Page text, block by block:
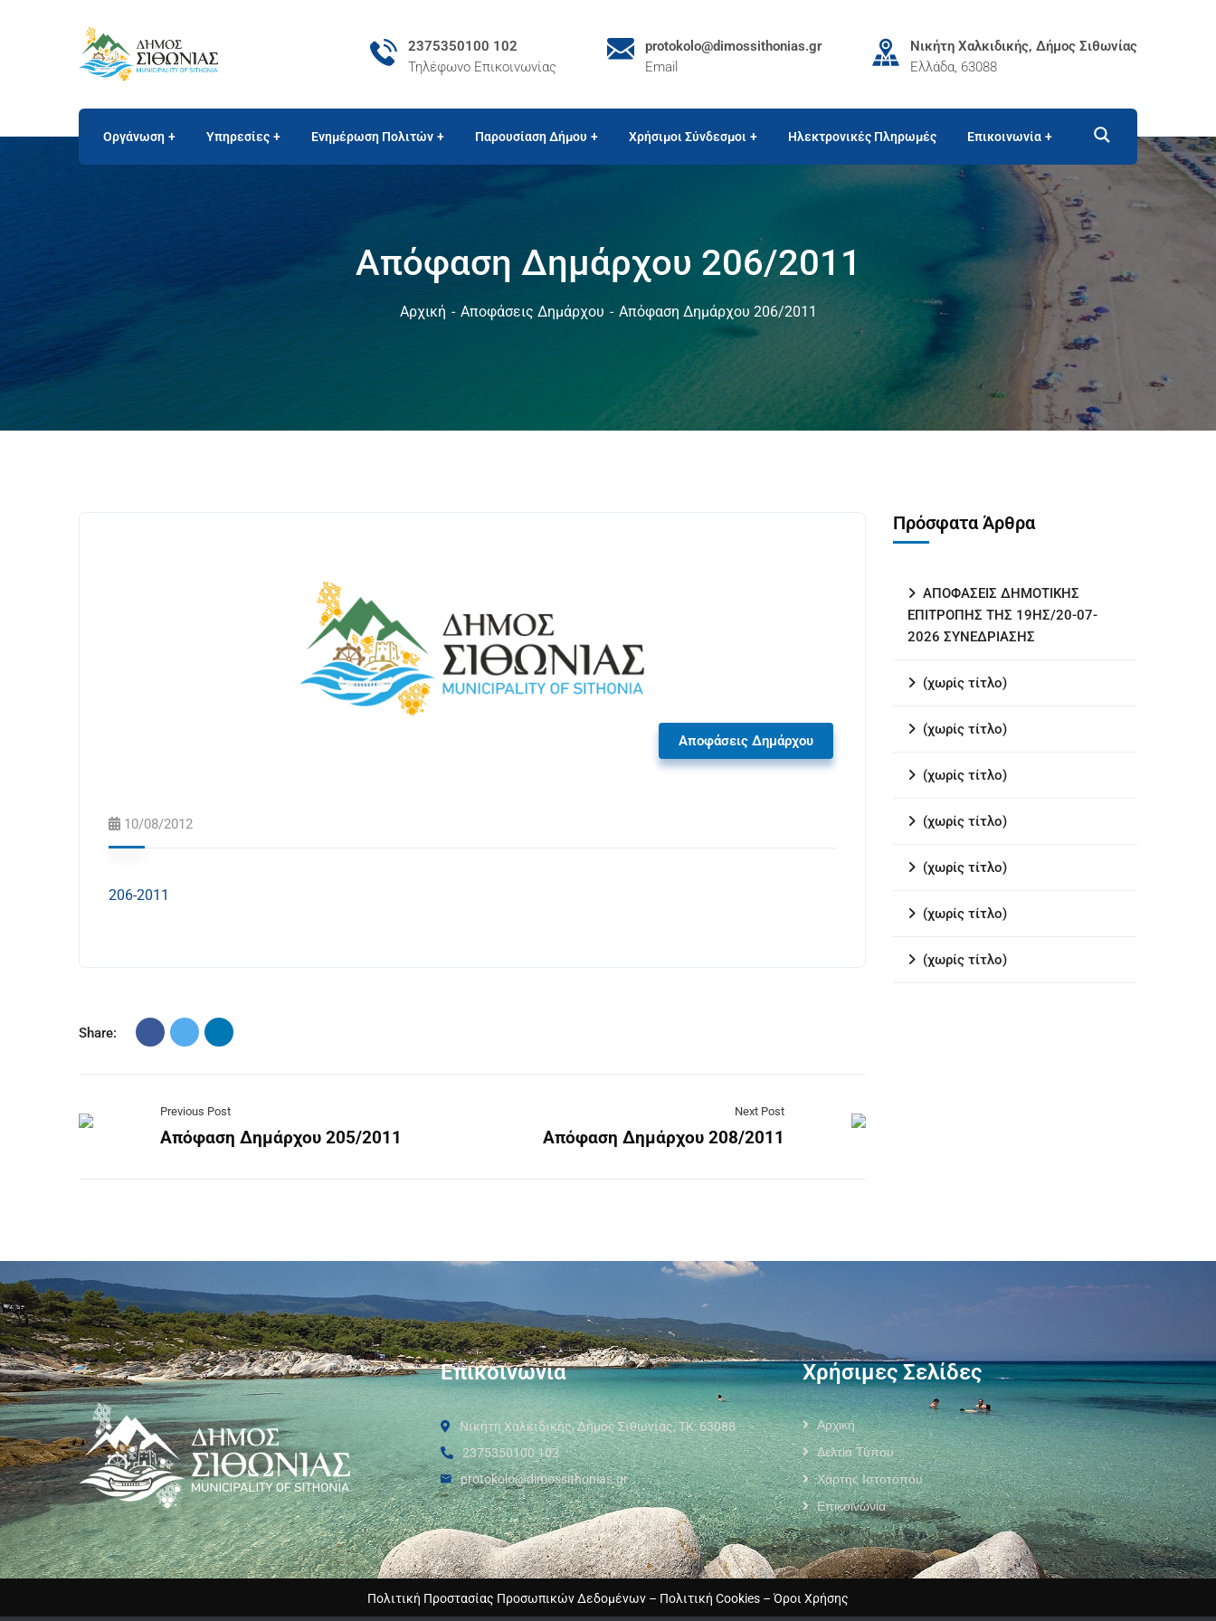
2375350100 102
Τηλέφωνο Επικοινωνίας
protokolo@dimossithonias.gr
Email
Νικήτη Χαλκιδικής, Δήμος Σιθωνίας
Ελλάδα, 63088
Οργάνωση Υπηρεσίες Ενημέρωση Πολιτών Παρουσίαση Δήμου Χρήσιμοι Σύνδεσμοι Ηλεκτρονικές Πληρωμές Επικοινωνία
Απόφαση Δημάρχου 206/2011
Αρχική Αποφάσεις Δημάρχου Απόφαση Δημάρχου 206/2011
Αποφάσεις Δημάρχου
10/08/2012
206-2011
Share:
Previous Post
Απόφαση Δημάρχου 205/2011
Next Post
Απόφαση Δημάρχου 208/2011
Πρόσφατα Άρθρα
ΑΠΟΦΑΣΕΙΣ ΔΗΜΟΤΙΚΗΣ
ΕΠΙΤΡΟΠΗΣ ΤΗΣ 19ΗΣ/20-07-
2026 ΣΥΝΕΔΡΙΑΣΗΣ
(χωρίς τίτλο)
(χωρίς τίτλο)
(χωρίς τίτλο)
(χωρίς τίτλο)
(χωρίς τίτλο)
(χωρίς τίτλο)
(χωρίς τίτλο)
Επικοινωνία
Νικήτη Χαλκιδικής, Δήμος Σιθωνίας, ΤΚ: 63088
2375350100 102
protokolo@dimossithonias.gr
Χρήσιμες Σελίδες
Αρχική
Δελτία Τύπου
Χάρτης Ιστοτόπου
Επικοινωνία
Πολιτική Προστασίας Προσωπικών Δεδομένων – Πολιτική Cookies – Όροι Χρήσης